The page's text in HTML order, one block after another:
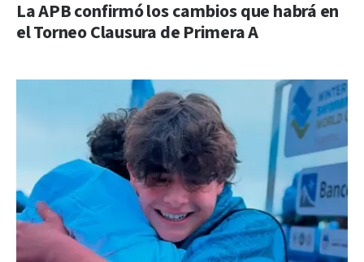
La APB confirmó los cambios que habrá en
el Torneo Clausura de Primera A